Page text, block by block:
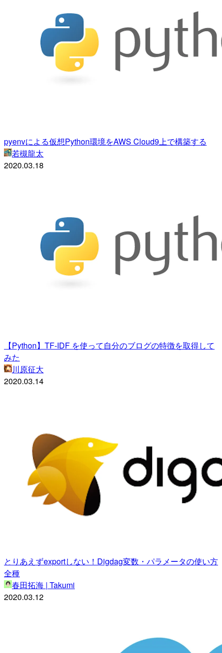
pyenvによる仮想Python環境をAWS Cloud9上で構築する
若槻龍太
2020.03.18
【Python】TF-IDF を使って自分のブログの特徴を取得して
みた
川原征大
2020.03.14
とりあえずexportしない！Digdag変数・パラメータの使い方
全種
春田拓海 | Takumi
2020.03.12